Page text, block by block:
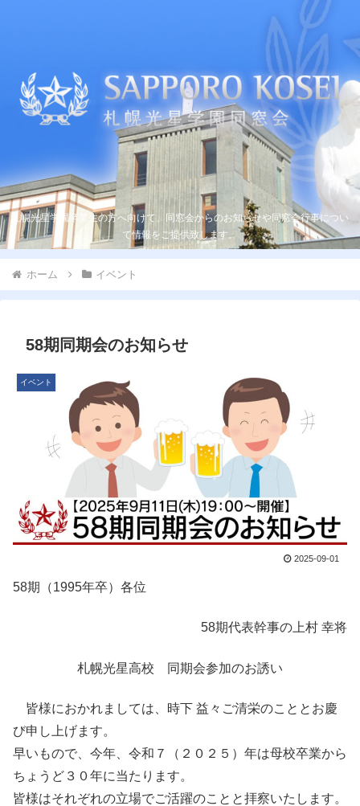
札幌光星学園卒業生の方へ向けて、同窓会からのお知らせや同窓会行事につい
て情報をご提供致します。
ホーム イベント
58期同期会のお知らせ
イベント
2025-09-01
58期（1995年卒）各位
58期代表幹事の上村 幸将
札幌光星高校 同期会参加のお誘い
皆様におかれましては、時下 益々ご清栄のこととお慶
び申し上げます。
早いもので、今年、令和７（２０２５）年は母校卒業から
ちょうど３０年に当たります。
皆様はそれぞれの立場でご活躍のことと拝察いたします。